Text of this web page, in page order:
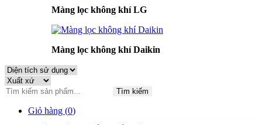
Màng lọc không khí LG
Màng lọc không khí Daikin
Tìm kiếm
Giỏ hàng (0)